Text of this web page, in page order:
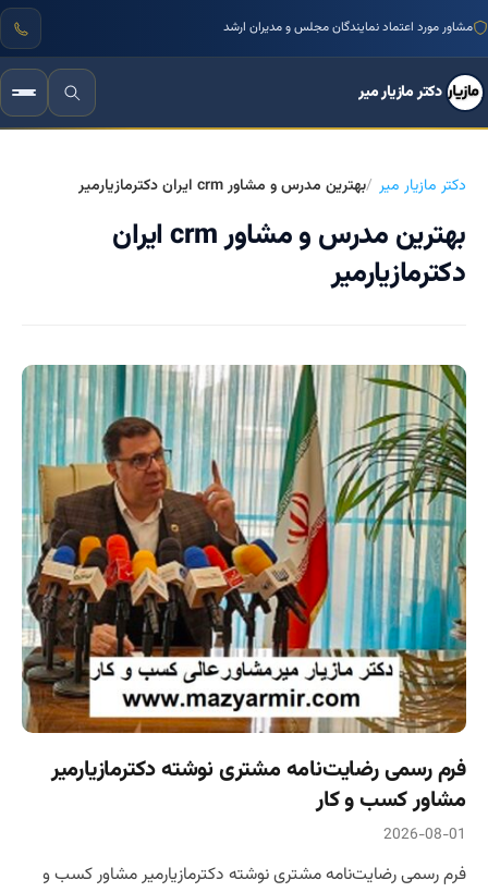
مشاور مورد اعتماد نمایندگان مجلس و مدیران ارشد
دکتر مازیار میر
دکتر مازیار میر بهترین مدرس و مشاور crm ایران دکترمازیارمیر
بهترین مدرس و مشاور crm ایران
دکترمازیارمیر
فرم رسمی رضایت‌نامه مشتری نوشته دکترمازیارمیر
مشاور کسب و کار
2026-08-01
فرم رسمی رضایت‌نامه مشتری نوشته دکترمازیارمیر مشاور کسب و